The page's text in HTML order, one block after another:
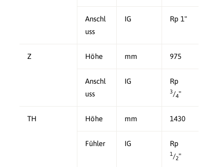
Anschl
uss
IG Rp 1"
Z Höhe mm 975
Anschl
uss
IG Rp
3/4"
TH Höhe mm 1430
Fühler IG Rp
1 /2"